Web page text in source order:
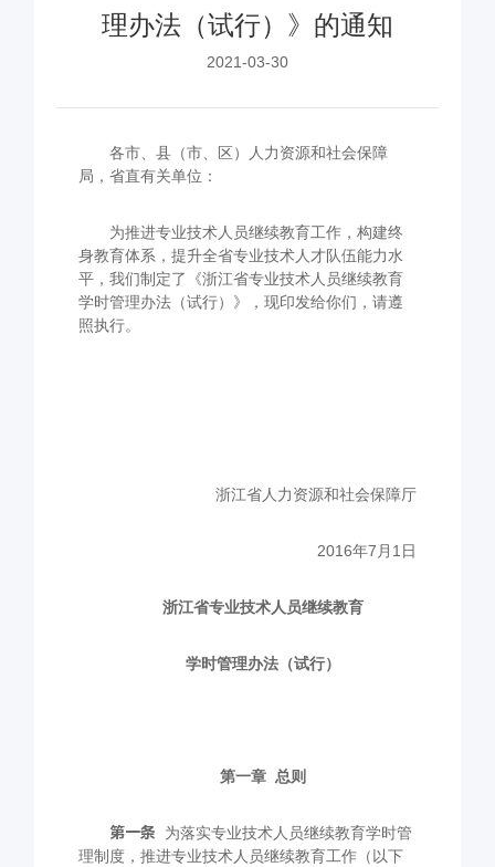
理办法（试行）》的通知
2021-03-30
各市、县（市、区）人力资源和社会保障
局，省直有关单位：
为推进专业技术人员继续教育工作，构建终
身教育体系，提升全省专业技术人才队伍能力水
平，我们制定了《浙江省专业技术人员继续教育
学时管理办法（试行）》，现印发给你们，请遵
照执行。
浙江省人力资源和社会保障厅
2016年7月 1日
浙江省专业技术人员继续教育
学时管理办法（试行）
第一章 总则
第一条 为落实专业技术人员继续教育学时管
理制度，推进专业技术人员继续教育工作（以下